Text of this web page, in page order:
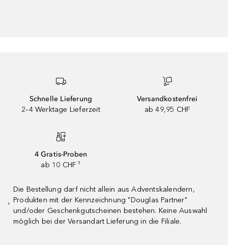
Schnelle Lieferung
2–4 Werktage Lieferzeit
Versandkostenfrei
ab 49,95 CHF
4 Gratis-Proben
ab 10 CHF ¹
¹
Die Bestellung darf nicht allein aus Adventskalendern,
Produkten mit der Kennzeichnung "Douglas Partner"
und/oder Geschenkgutscheinen bestehen. Keine Auswahl
möglich bei der Versandart Lieferung in die Filiale.